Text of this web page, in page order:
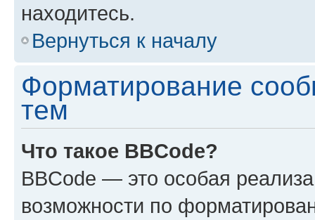
находитесь.
Вернуться к началу
Форматирование
тем
Что такое BBCode?
BBCode — это особая
возможности по